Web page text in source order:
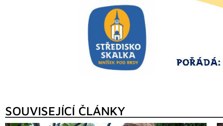
SOUVISEJÍCÍ ČLÁNKY